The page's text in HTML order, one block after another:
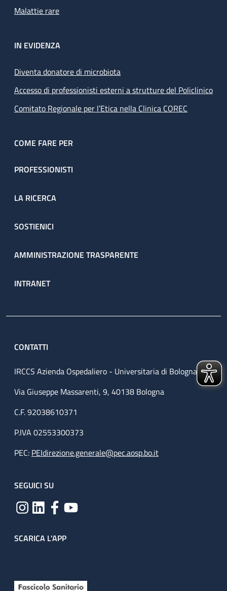
Malattie rare
IN EVIDENZA
Diventa donatore di microbiota
Accesso di professionisti esterni a strutture del Policlinico
Comitato Regionale per l’Etica nella Clinica COREC
COME FARE PER
PROFESSIONISTI
LA RICERCA
SOSTIENICI
AMMINISTRAZIONE TRASPARENTE
INTRANET
CONTATTI
IRCCS Azienda Ospedaliero - Universitaria di Bologna
Via Giuseppe Massarenti, 9, 40138 Bologna
C.F. 92038610371
P.IVA 02553300373
PEC: PEIdirezione.generale@pec.aosp.bo.it
SEGUICI SU
SCARICA L'APP